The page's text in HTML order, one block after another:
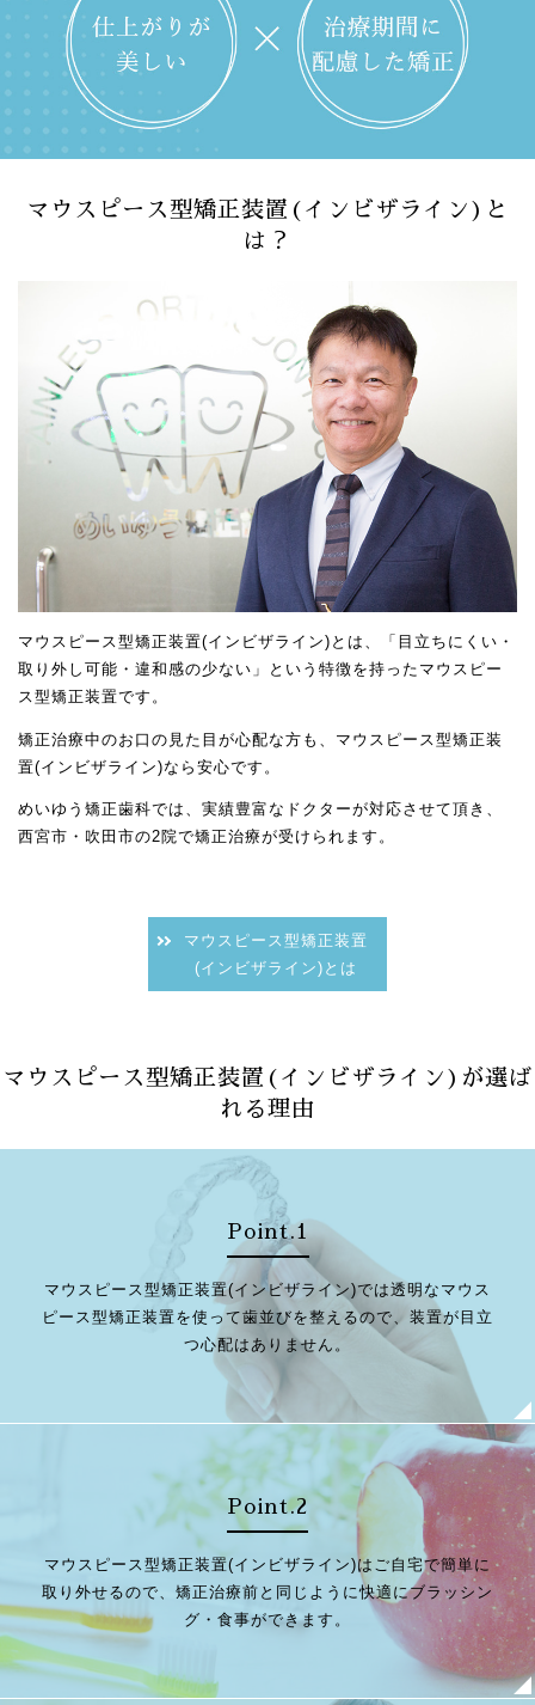
マウスピース型矯正装置(インビザライン)と
は？
マウスピース型矯正装置(インビザライン)とは、「目立ちにくい・
取り外し可能・違和感の少ない」という特徴を持ったマウスピー
ス型矯正装置です。
矯正治療中のお口の見た目が心配な方も、マウスピース型矯正装
置(インビザライン)なら安心です。
めいゆう矯正歯科では、実績豊富なドクターが対応させて頂き、
西宮市・吹田市の2院で矯正治療が受けられます。
マウスピース型矯正装置
(インビザライン)とは
マウスピース型矯正装置(インビザライン)が選ば
れる理由
Point.1
マウスピース型矯正装置(インビザライン)では透明なマウス
ピース型矯正装置を使って歯並びを整えるので、装置が目立
つ心配はありません。
Point.2
マウスピース型矯正装置(インビザライン)はご自宅で簡単に
取り外せるので、矯正治療前と同じように快適にブラッシン
グ・食事ができます。